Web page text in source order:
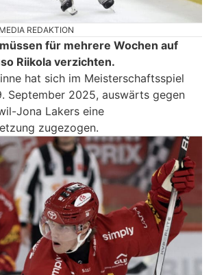
REDAKTION
für mehrere Wochen auf
Riikola verzichten.
hat sich im Meisterschaftsspiel
September 2025, auswärts gegen
Jona Lakers eine
zugezogen.